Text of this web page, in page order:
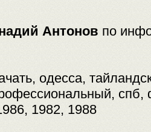
Антонов по
одесса,
спб,
1982, 1988